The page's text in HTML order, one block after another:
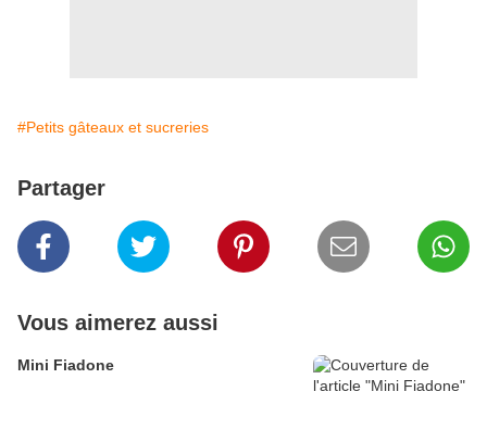
#Petits gâteaux et sucreries
Partager
Vous aimerez aussi
Mini Fiadone